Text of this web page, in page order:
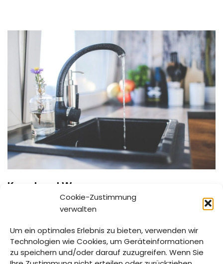
Cookie-Zustimmung
verwalten
Um ein optimales Erlebnis zu bieten, verwenden wir
Technologien wie Cookies, um Geräteinformationen
zu speichern und/oder darauf zuzugreifen. Wenn Sie
Kanal und Wasser
Verbrauchsgebühren 1,95 € / m³ 2,75 € / m³
Grundgebühr < 2,75 m³ / Stunde 122,00 € 72,00 €
< …Weiterlesen »